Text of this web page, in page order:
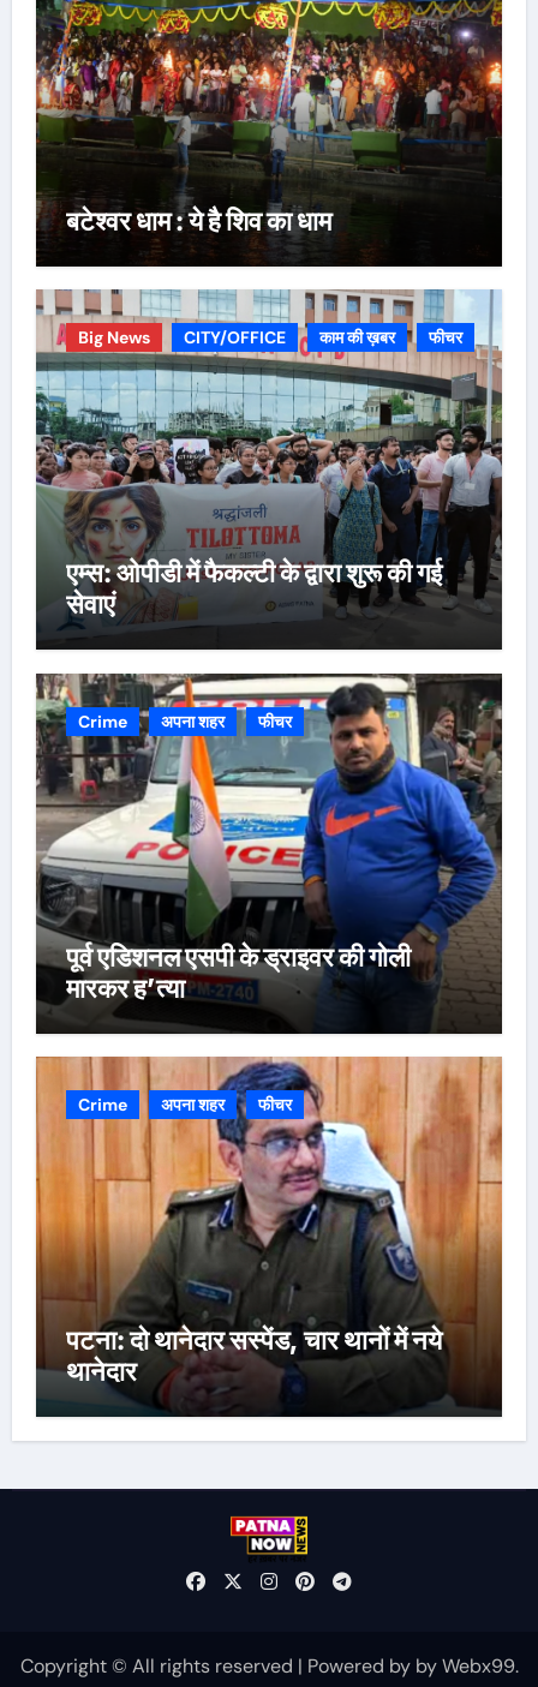
बटेश्वर धाम : ये है शिव का धाम
Big News CITY/OFFICE काम की ख़बर फीचर
एम्स: ओपीडी में फैकल्टी के द्वारा शुरू की गई
सेवाएं
Crime अपना शहर फीचर
पूर्व एडिशनल एसपी के ड्राइवर की गोली
मारकर ह’त्या
Crime अपना शहर फीचर
पटना: दो थानेदार सस्पेंड, चार थानों में नये
थानेदार
Copyright © All rights reserved | Powered by byWebx99.